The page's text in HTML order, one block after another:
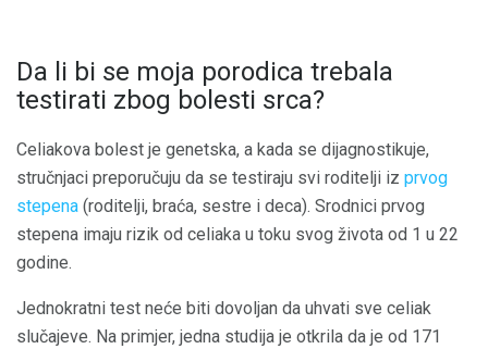
Da li bi se moja porodica trebala
testirati zbog bolesti srca?
Celiakova bolest je genetska, a kada se dijagnostikuje,
stručnjaci preporučuju da se testiraju svi roditelji iz prvog
stepena (roditelji, braća, sestre i deca). Srodnici prvog
stepena imaju rizik od celiaka u toku svog života od 1 u 22
godine.
Jednokratni test neće biti dovoljan da uhvati sve celiak
slučajeve. Na primjer, jedna studija je otkrila da je od 171